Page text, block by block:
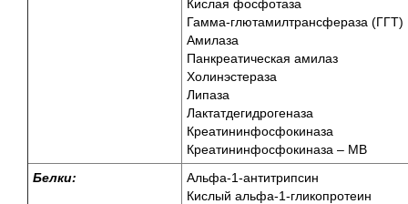
Кислая фосфотаза
Гамма-глютамилтрансфераза (ГГТ)
Амилазa
Панкреатическая амилаз
Холинэстераза
Липаза
Лактатдегидрогеназа
Креатининфосфокиназа
Креатининфосфокиназа – МВ
Белки:
Альфа-1-антитрипсин
Кислый альфа-1-гликопротеин